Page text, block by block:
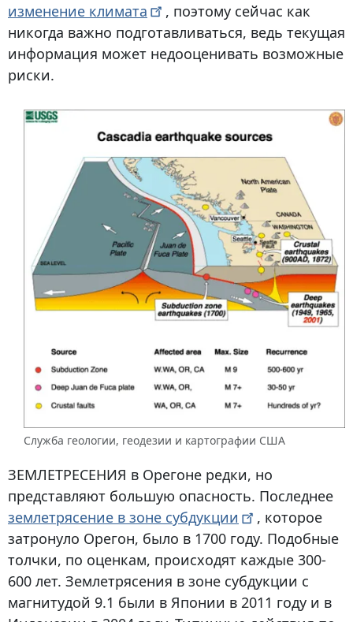
изменение климата
, поэтому сейчас как
никогда важно подготавливаться, ведь текущая
информация может недооценивать возможные
риски.
Служба геологии, геодезии и картографии США
ЗЕМЛЕТРЕСЕНИЯ в Орегоне редки, но
представляют большую опасность. Последнее
землетрясение в зоне субдукции
, которое
затронуло Орегон, было в 1700 году. Подобные
толчки, по оценкам, происходят каждые 300-
600 лет. Землетрясения в зоне субдукции с
магнитудой 9.1 были в Японии в 2011 году и в